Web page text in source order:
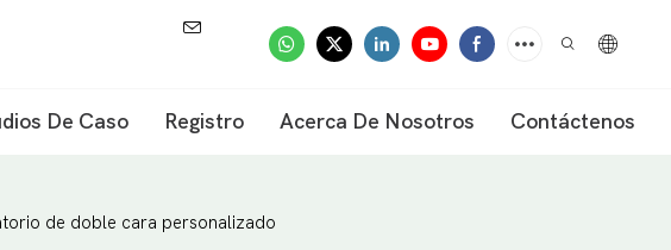
De Caso Registro Acerca De Nosotros Contáctenos
de doble cara personalizado